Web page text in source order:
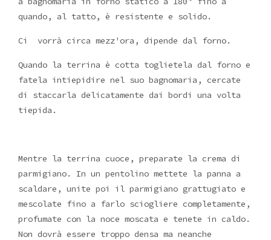
quando, al tatto, è resistente e solido.
Ci vorrà circa mezz'ora, dipende dal forno.
Quando la terrina è cotta toglietela dal forno e
fatela intiepidire nel suo bagnomaria, cercate
di staccarla delicatamente dai bordi una volta
tiepida.
Mentre la terrina cuoce, preparate la crema di
parmigiano. In un pentolino mettete la panna a
scaldare, unite poi il parmigiano grattugiato e
mescolate fino a farlo sciogliere completamente,
profumate con la noce moscata e tenete in caldo.
Non dovrà essere troppo densa ma neanche